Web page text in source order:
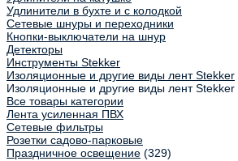
Удлинители в бухте и с колодкой
Сетевые шнуры и переходники
Кнопки-выключатели на шнур
Детекторы
Инструменты Stekker
Изоляционные и другие виды лент Stekker
Изоляционные и другие виды лент Stekker
Все товары категории
Лента усиленная ПВХ
Сетевые фильтры
Розетки садово-парковые
Праздничное освещение (329)